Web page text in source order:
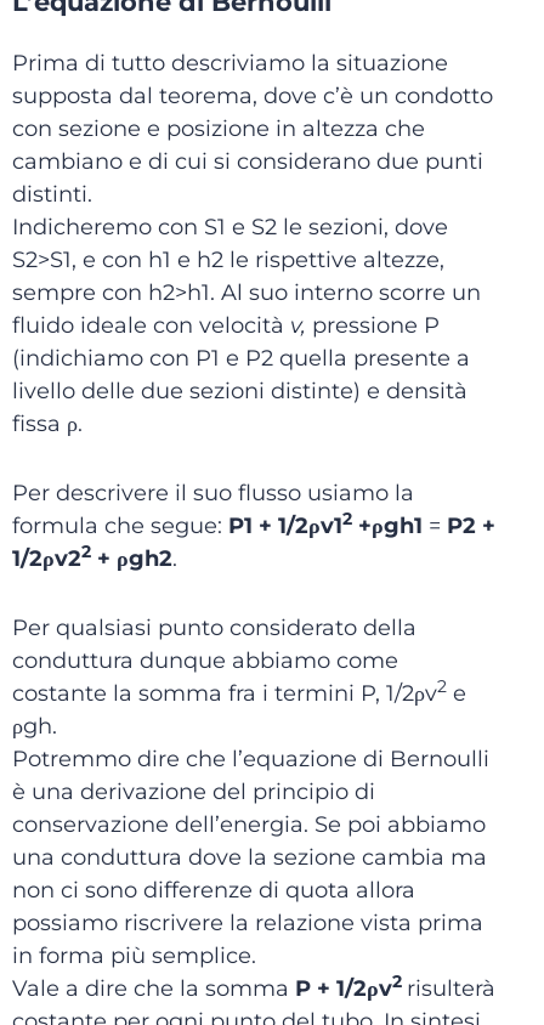
Prima di tutto descriviamo la situazione
supposta dal teorema, dove c’è un condotto
con sezione e posizione in altezza che
cambiano e di cui si considerano due punti
distinti.
Indicheremo con S1 e S2 le sezioni, dove
S2>S1, e con h1 e h2 le rispettive altezze,
sempre con h2>h1. Al suo interno scorre un
fluido ideale con velocità v, pressione P
(indichiamo con P1 e P2 quella presente a
livello delle due sezioni distinte) e densità
fissa ρ.
Per descrivere il suo flusso usiamo la
formula che segue: P1 + 1/2ρv12 +ρgh1 = P2 +
1/2ρv22 + ρgh2.
Per qualsiasi punto considerato della
conduttura dunque abbiamo come
costante la somma fra i termini P, 1/2ρv2 e
ρgh.
Potremmo dire che l’equazione di Bernoulli
è una derivazione del principio di
conservazione dell’energia. Se poi abbiamo
una conduttura dove la sezione cambia ma
non ci sono differenze di quota allora
possiamo riscrivere la relazione vista prima
in forma più semplice.
Vale a dire che la somma P + 1/2ρv2 risulterà